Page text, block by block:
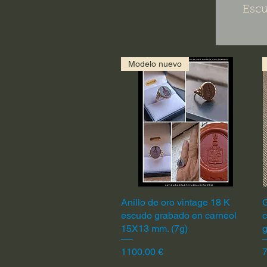
Vista rápida
Modelo nuevo
Anillo de oro vintage 18 K
escudo grabado en carneol
15X13 mm. (7g)
Precio
1100,00 €